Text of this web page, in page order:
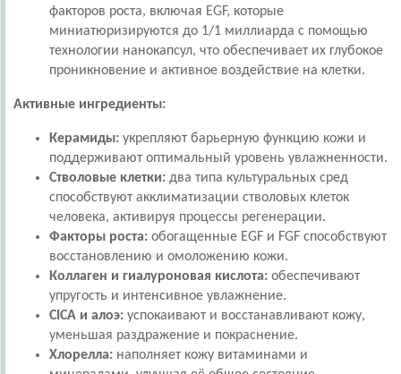
факторов роста, включая EGF, которые
миниатюризируются до 1/1 миллиарда с помощью
технологии нанокапсул, что обеспечивает их глубокое
проникновение и активное воздействие на клетки.
Активные ингредиенты:
Керамиды: укрепляют барьерную функцию кожи и
поддерживают оптимальный уровень увлажненности.
Стволовые клетки: два типа культуральных сред
способствуют акклиматизации стволовых клеток
человека, активируя процессы регенерации.
Факторы роста: обогащенные EGF и FGF способствуют
восстановлению и омоложению кожи.
Коллаген и гиалуроновая кислота: обеспечивают
упругость и интенсивное увлажнение.
CICA и алоэ: успокаивают и восстанавливают кожу,
уменьшая раздражение и покраснение.
Хлорелла: наполняет кожу витаминами и